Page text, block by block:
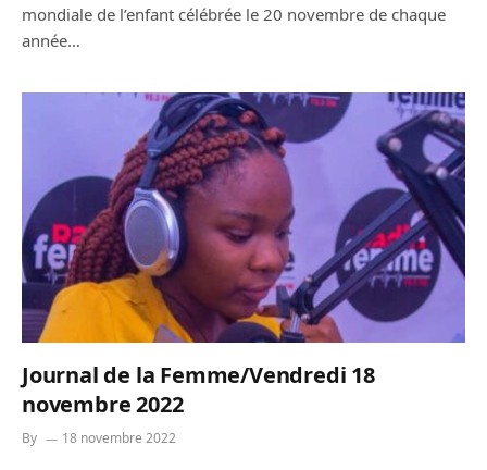
mondiale de l’enfant célébrée le 20 novembre de chaque
année…
Journal de la Femme/Vendredi 18
novembre 2022
By 18 novembre 2022